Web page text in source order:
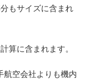
もサイズに含まれ
算に含まれます。
航空会社よりも機内